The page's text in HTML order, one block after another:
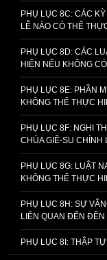
PHỤ LỤC 8C: CÁC
LỄ NÀO CÓ THỂ
PHỤ LỤC 8D: CÁC
HIỆN NẾU KHÔNG
PHỤ LỤC 8E: PHẦN
KHÔNG THỂ THỰC
PHỤ LỤC 8F: NGHI
CHÚA GIÊ-SU CHÍNH
PHỤ LỤC 8G: LUẬT
KHÔNG THỂ THỰC
PHỤ LỤC 8H: SỰ
LIÊN QUAN ĐẾN ĐỀN
PHỤ LỤC 8I: THẬP